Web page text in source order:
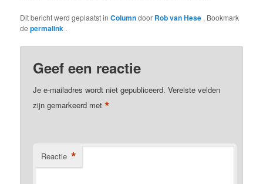
Dit bericht werd geplaatst inColumndoor Rob van Hese . Bookmark
depermalink .
Geef een reactie
Je e-mailadres wordt niet gepubliceerd. Vereiste velden
zijn gemarkeerd met*
Reactie *